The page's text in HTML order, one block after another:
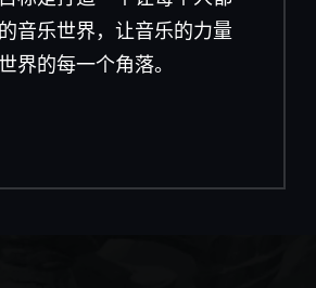
音乐世界，让音乐的力量
界的每一个角落。